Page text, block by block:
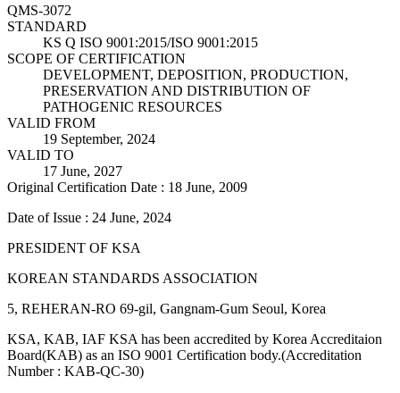
QMS-3072
STANDARD
KS Q ISO 9001:2015/ISO 9001:2015
SCOPE OF CERTIFICATION
DEVELOPMENT, DEPOSITION, PRODUCTION,
PRESERVATION AND DISTRIBUTION OF
PATHOGENIC RESOURCES
VALID FROM
19 September, 2024
VALID TO
17 June, 2027
Original Certification Date : 18 June, 2009
Date of Issue : 24 June, 2024
PRESIDENT OF KSA
KOREAN STANDARDS ASSOCIATION
5, REHERAN-RO 69-gil, Gangnam-Gum Seoul, Korea
KSA, KAB, IAF KSA has been accredited by Korea Accreditaion
Board(KAB) as an ISO 9001 Certification body.(Accreditation
Number : KAB-QC-30)